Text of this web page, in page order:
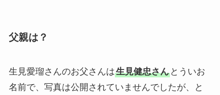
父親は？
生見愛瑠さんのお父さんは生見健忠さんとういお
名前で、写真は公開されていませんでしたが、と